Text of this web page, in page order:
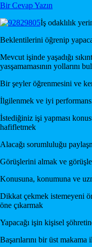
Bir Cevap Yazın
İş odaklılık
Beklentilerini öğrenip
Mevcut işinde yaşadığı
yasşamamasının yollarını
Bir şeyler öğrenmesini ve
İlgilenmek ve iyi
İstediğiniz işi yapması
hafifletmek
Alacağı sorumluluğu
Görüşlerini almak ve
Konusuna, konumuna ve
Dikkat çekmek istemeyeni
öne çıkarmak
Yapacağı işin kişisel
Başarılarını bir üst makama